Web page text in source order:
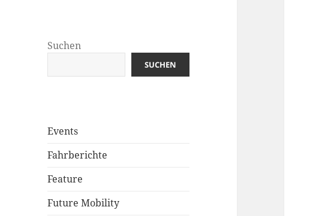
Suchen
SUCHEN
Events
Fahrberichte
Feature
Future Mobility